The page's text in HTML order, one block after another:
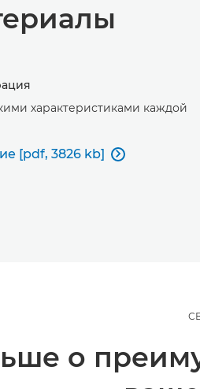
характеристиками каждой
[pdf, 3826 kb] 
о